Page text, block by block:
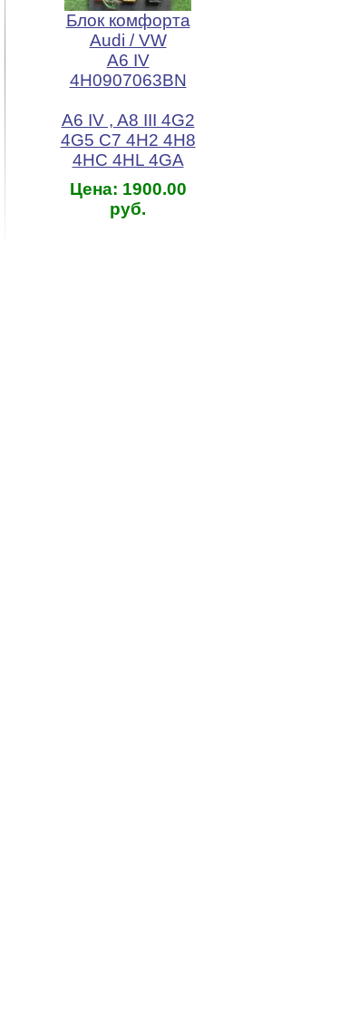
Блок комфорта
Audi / VW
A6 IV
4H0907063BN
A6 IV , A8 III 4G2
4G5 C7 4H2 4H8
4HC 4HL 4GA
Цена: 1900.00
руб.